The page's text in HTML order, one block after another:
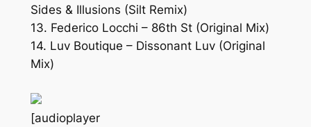
Sides & Illusions (Silt Remix)
13. Federico Locchi – 86th St (Original Mix)
14. Luv Boutique – Dissonant Luv (Original
Mix)
[audioplayer